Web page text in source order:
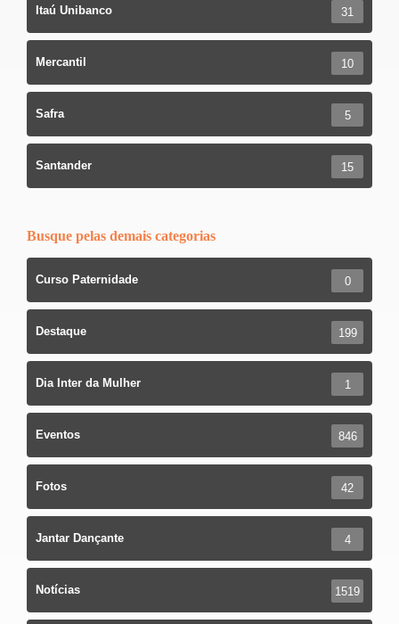
Itaú Unibanco 31
Mercantil 10
Safra 5
Santander 15
Busque pelas demais categorias
Curso Paternidade 0
Destaque 199
Dia Inter da Mulher 1
Eventos 846
Fotos 42
Jantar Dançante 4
Notícias 1519